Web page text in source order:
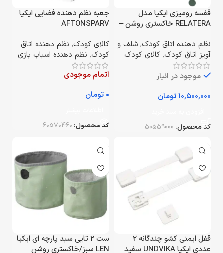
قفسه رومیزی ایکیا مدل
RELATERA خاکستری روشن –
نظم دهنده اتاق کودک, شلف و
آویز اتاق کودک, کالای کودک
موجود در انبار
تومان
کد محصول: 50559000
جعبه نظم دهنده فضایی ایکیا
AFTONSPARV
کالای کودک, نظم دهنده اتاق
کودک, نظم دهنده اسباب بازی
اتمام موجودی
تومان
کد محصول: 60570460
قفل ایمنی کشو چندگانه 2
عددی ایکیا UNDVIKA سفید
ست 2 تایی سبد پارچه ای ایکیا
LEN سبز/خاکستری روشن